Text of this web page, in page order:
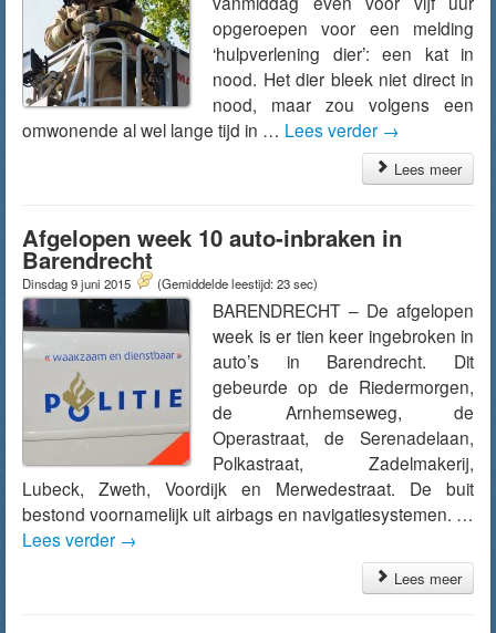
opgeroepen voor een melding
‘hulpverlening dier’: een kat in
nood. Het dier bleek niet direct in
nood, maar zou volgens een
omwonende al wel lange tijd in … Lees verder →
Lees meer
Afgelopen week 10 auto-inbraken in
Barendrecht
Dinsdag 9 juni 2015 (Gemiddelde leestijd: 23 sec)
BARENDRECHT – De afgelopen
week is er tien keer ingebroken in
auto’s in Barendrecht. Dit
gebeurde op de Riedermorgen,
de Arnhemseweg, de
Operastraat, de Serenadelaan,
Polkastraat, Zadelmakerij,
Lubeck, Zweth, Voordijk en Merwedestraat. De buit
bestond voornamelijk uit airbags en navigatiesystemen. …
Lees verder →
Lees meer